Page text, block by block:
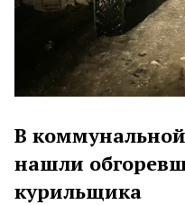
В
нашли
курильщика